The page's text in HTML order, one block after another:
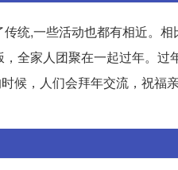
统,一些活动也都有相近。
全家人团聚在一起过年。过
候，人们会拜年交流，祝福